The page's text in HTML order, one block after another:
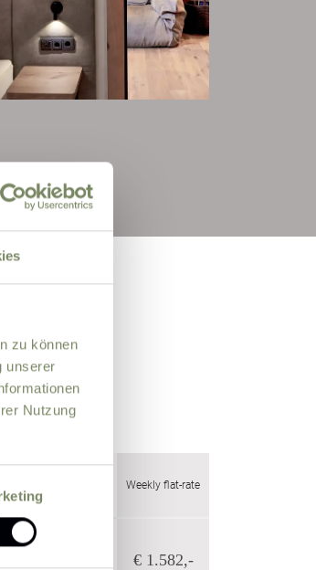
zu können
unserer
Nutzung
Weekly flat-rate
€ 1.582,-